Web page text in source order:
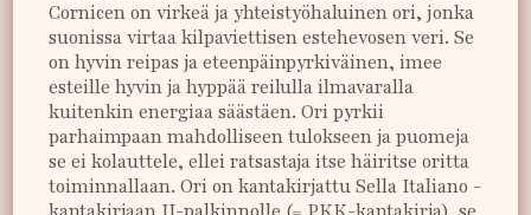
Cornicen on virkeä ja yhteistyöhaluinen ori, jonka
suonissa virtaa kilpaviettisen estehevosen veri. Se
on hyvin reipas ja eteenpäinpyrkiväinen, imee
esteille hyvin ja hyppää reilulla ilmavaralla
kuitenkin energiaa säästäen. Ori pyrkii
parhaimpaan mahdolliseen tulokseen ja puomeja
se ei kolauttele, ellei ratsastaja itse häiritse oritta
toiminnallaan. Ori on kantakirjattu Sella Italiano -